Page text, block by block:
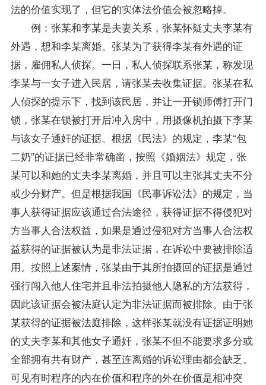
法的价值实现了，但它的实体法价值会被忽略掉。
例：张某和李某是夫妻关系，张某怀疑丈夫李某有
外遇，想和李某离婚。张某为了获得李某有外遇的证
据，雇佣私人侦探。一日，私人侦探联系张某，称发现
李某与一女子进入民居，请张某去收集证据。张某在私
人侦探的提示下，找到该民居，并让一开锁师傅打开门
锁，张某在锁被打开后冲入房中，用摄像机拍摄下李某
与该女子通奸的证据。根据《民法》的规定，李某“包
二奶”的证据已经非常确凿，按照《婚姻法》规定，张
某可以和她的丈夫李某离婚，并且可以主张其丈夫不分
或少分财产。但是根据我国《民事诉讼法》的规定，当
事人获得证据应该通过合法途径，获得证据不得侵犯对
方当事人合法权益，如果是通过侵犯对方当事人合法权
益获得的证据被认为是非法证据，在诉讼中要被排除适
用。按照上述案情，张某由于其所拍摄回的证据是通过
强行闯入他人住宅并且非法拍摄他人隐私的方法获得，
因此该证据会被法庭认定为非法证据而被排除。由于张
某获得的证据被法庭排除，这样张某就没有证据证明她
的丈夫李某和其他女子通奸，张某不但不能要求多分或
全部拥有共有财产，甚至连离婚的诉讼理由都会缺乏。
可见有时程序的内在价值和程序的外在价值是相冲突